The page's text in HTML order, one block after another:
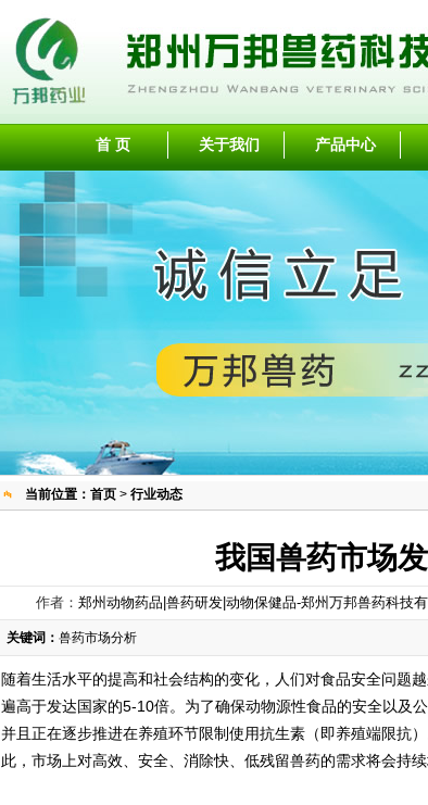
首 页 关于我们 产品中心
当前位置： 首页 > 行业动态
我国兽药市场
作者： 郑州动物药品|兽药研发|动物保健品-郑州万邦兽药科技
关键词： 兽药市场分析
随着生活水平的提高和社会结构的变化，人们对食品安全问题
遍高于发达国家的5-10倍。为了确保动物源性食品的安全以及
并且正在逐步推进在养殖环节限制使用抗生素（即养殖端限抗
此，市场上对高效、安全、消除快、低残留兽药的需求将会持续